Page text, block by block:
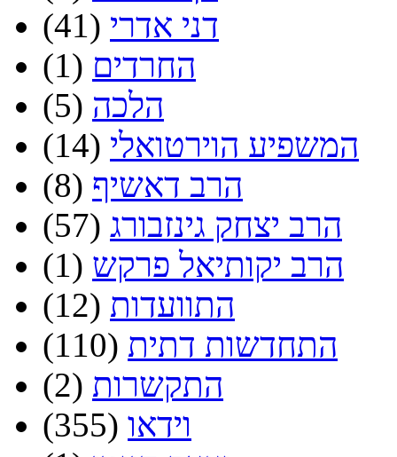
דני אדרי (41)
החרדים (1)
הלכה (5)
המשפיע הוירטואלי (14)
הרב דאשיף (8)
הרב יצחק גינזבורג (57)
הרב יקותיאל פרקש (1)
התוועדות (12)
התחדשות דתית (110)
התקשרות (2)
וידאו (355)